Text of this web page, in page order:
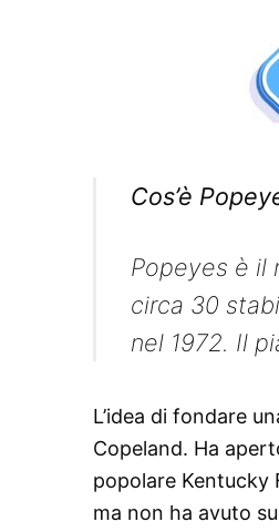
Cos’è
Popeyes è il
circa 30
nel 1972. Il
L’idea di fondare
Copeland. Ha
popolare Kentucky
ma non ha avuto